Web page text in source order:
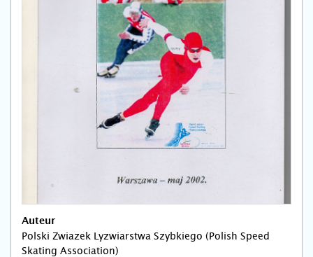
Auteur
Polski Zwiazek Lyzwiarstwa Szybkiego (Polish Speed
Skating Association)